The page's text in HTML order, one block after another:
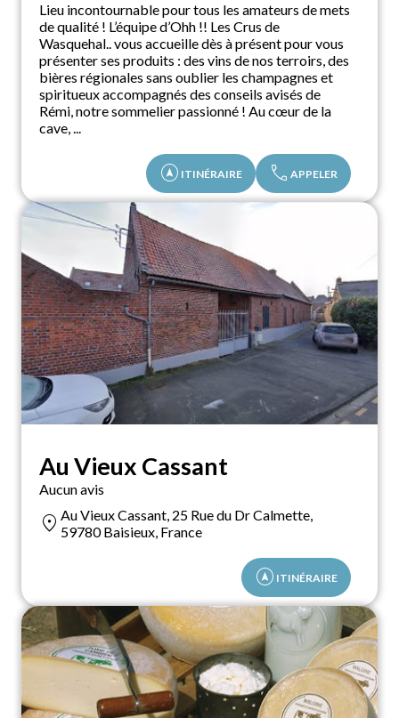
Lieu incontournable pour tous les amateurs de mets
de qualité ! L’équipe d’Ohh !! Les Crus de
Wasquehal.. vous accueille dès à présent pour vous
présenter ses produits : des vins de nos terroirs, des
bières régionales sans oublier les champagnes et
spiritueux accompagnés des conseils avisés de
Rémi, notre sommelier passionné ! Au cœur de la
cave, ...
assistant_navigation ITINÉRAIRE call APPELER
Au Vieux Cassant
Aucun avis
location_on Au Vieux Cassant, 25 Rue du Dr Calmette,
59780 Baisieux, France
assistant_navigation ITINÉRAIRE